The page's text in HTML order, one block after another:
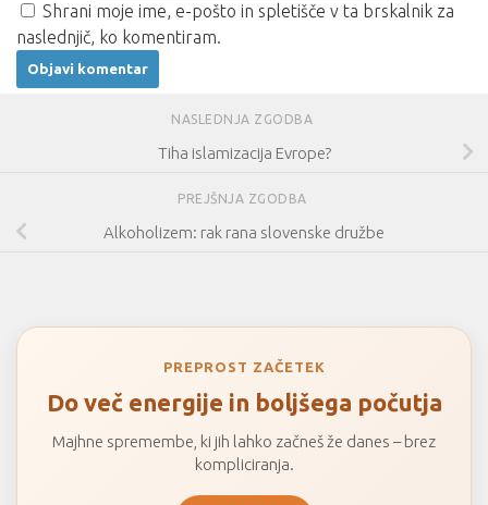
Shrani moje ime, e-pošto in spletišče v ta brskalnik za
naslednjič, ko komentiram.
NASLEDNJA ZGODBA
Tiha islamizacija Evrope?
PREJŠNJA ZGODBA
Alkoholizem: rak rana slovenske družbe
PREPROST ZAČETEK
Do več energije in boljšega počutja
Majhne spremembe, ki jih lahko začneš že danes – brez
kompliciranja.